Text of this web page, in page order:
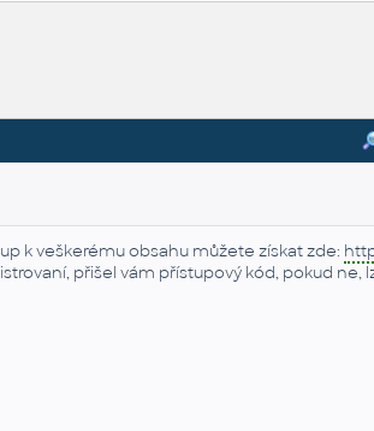
k veškerému obsahu můžete získat zde:
přišel vám přístupový kód, pokud ne,